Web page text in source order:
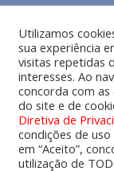
Utilizamos
sua experiência
visitas repetidas
interesses. Ao
concorda com as
do site e de
Diretiva de
condições de
em “Aceito”,
utilização de